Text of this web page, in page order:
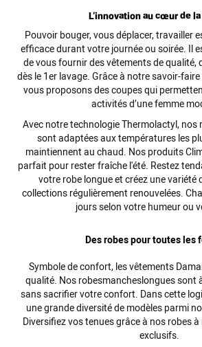
L’innovation au cœur de
Pouvoir bouger, vous déplacer, travailler
efficace durant votre journée ou soirée. Il
de vous fournir desvêtementsde qualité,
dès le 1er lavage . Grâce à notre savoir-
vous proposons descoupesqui
activités d’une femme
Avec notre technologie Thermolactyl, nos
sont adaptées aux températures les
maintiennent au chaud. Nos produits
parfait pour rester fraîche l'été. Restez
votre robe longue et créez une variété
collections régulièrement renouvelées.
jours selon votre humeur ou
Des robes pour toutes les
Symbole de confort, lesvêtements
qualité. Nos robesmancheslonguessont
sans sacrifier votre confort. Dans cette
unegrandediversité de modèles parmi
Diversifiez vos tenues grâce à nos robes
exclusifs.